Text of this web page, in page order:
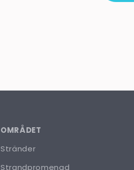
OMRÅDET
Stränder
Strandpromenad